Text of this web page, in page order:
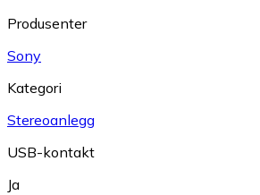
Produsenter
Sony
Kategori
Stereoanlegg
USB-kontakt
Ja